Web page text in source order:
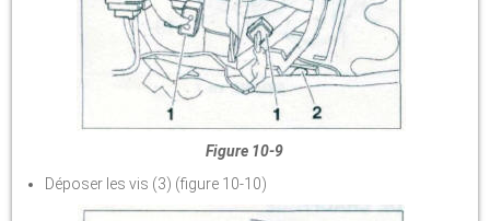
Figure 10-9
Déposer les vis (3) (figure 10-10)